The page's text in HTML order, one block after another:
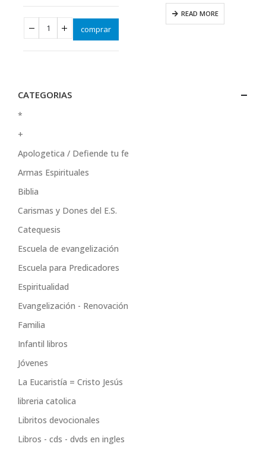
comprar
READ MORE
CATEGORIAS
*
+
Apologetica / Defiende tu fe
Armas Espirituales
Biblia
Carismas y Dones del E.S.
Catequesis
Escuela de evangelización
Escuela para Predicadores
Espiritualidad
Evangelización - Renovación
Familia
Infantil libros
Jóvenes
La Eucaristía = Cristo Jesús
libreria catolica
Libritos devocionales
Libros - cds - dvds en ingles